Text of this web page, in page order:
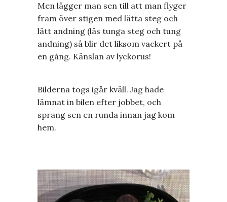
Men lägger man sen till att man flyger
fram över stigen med lätta steg och
lätt andning (läs tunga steg och tung
andning) så blir det liksom vackert på
en gång. Känslan av lyckorus!
Bilderna togs igår kväll. Jag hade
lämnat in bilen efter jobbet, och
sprang sen en runda innan jag kom
hem.